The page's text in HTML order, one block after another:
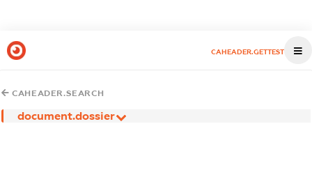
CAHEADER.GETTEST
CAHEADER.SEARCH
document.dossier